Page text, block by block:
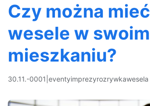
Czy można mieć
wesele w swoim
mieszkaniu?
30.11.-0001 eventyimprezyrozrywkawesela